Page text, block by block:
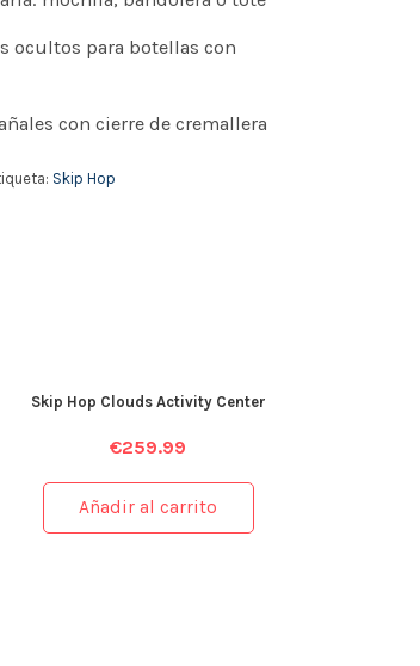
ocultos para botellas con
con cierre de cremallera
Skip Hop
Skip Hop Clouds Activity Center
€259.99
Añadir al carrito